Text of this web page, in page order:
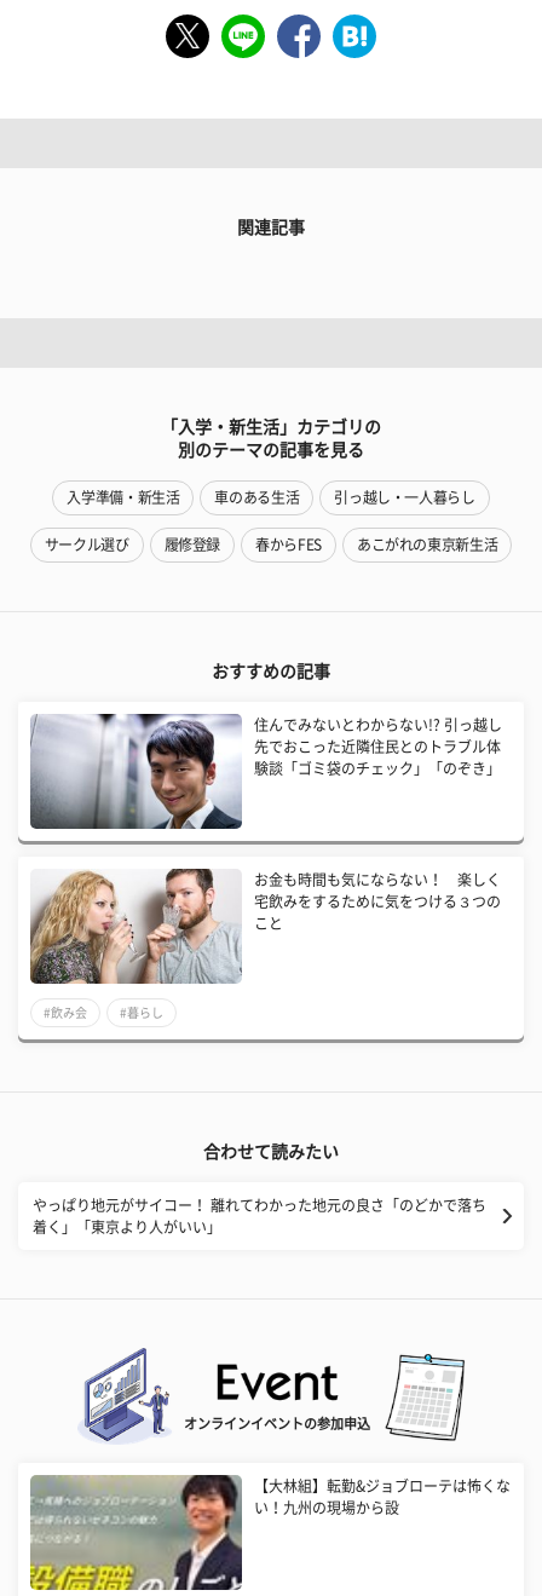
関連記事
「入学・新生活」カテゴリの
別のテーマの記事を見る
入学準備・新生活 車のある生活 引っ越し・一人暮らし
サークル選び 履修登録 春からFES あこがれの東京新生活
おすすめの記事
住んでみないとわからない!? 引っ越し
先でおこった近隣住民とのトラブル体
験談「ゴミ袋のチェック」「のぞき」
お金も時間も気にならない！ 楽しく
宅飲みをするために気をつける３つの
こと
#飲み会 #暮らし
合わせて読みたい
やっぱり地元がサイコー！ 離れてわかった地元の良さ「のどかで落ち
着く」「東京より人がいい」
オンラインイベントの参加申込
【大林組】転勤&ジョブローテは怖くな
い！九州の現場から設